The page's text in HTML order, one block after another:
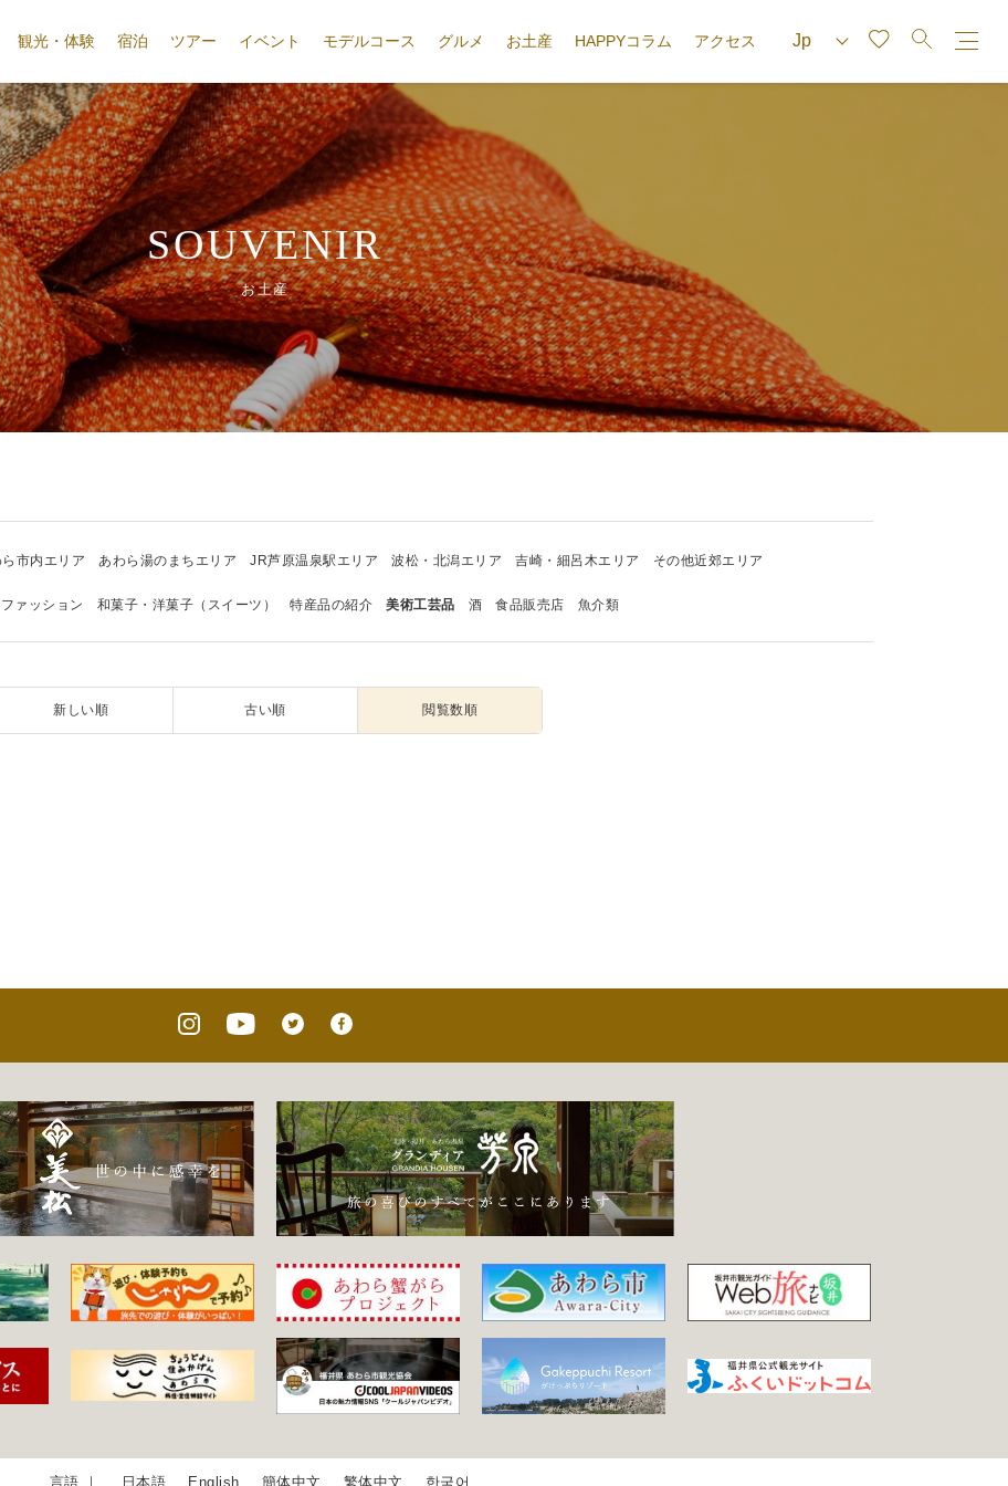
観光・体験 宿泊 ツアー イベント モデルコース グルメ お土産 HAPPYコラム アクセス
SOUVENIR
お土産
市内エリア あわら湯のまちエリア JR芦原温泉駅エリア 波松・北潟エリア 吉崎・細呂木エリア その他近郊エリア
ファッション 和菓子・洋菓子（スイーツ） 特産品の紹介 美術工芸品 酒 食品販売店 魚介類
新しい順 古い順 閲覧数順
日本語 English 簡体中文 繁体中文 한국어